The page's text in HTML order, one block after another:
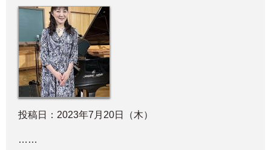
投稿日：2023年7月20日（木）
……